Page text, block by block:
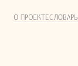
О ПРОЕКТЕСЛОВАРЬ